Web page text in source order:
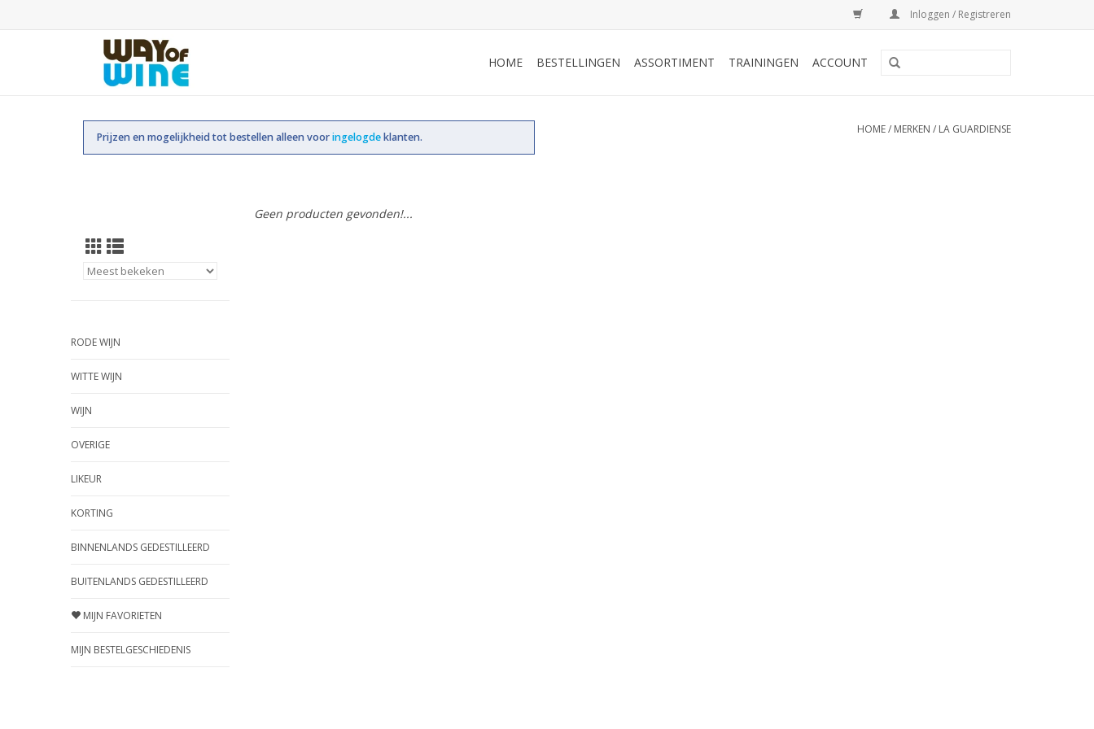
Inloggen / Registreren
HOME BESTELLINGEN ASSORTIMENT TRAININGEN ACCOUNT
Prijzen en mogelijkheid tot bestellen alleen vooringelogdeklanten.
HOME/ MERKEN / LA GUARDIENSE
RODE WIJN
WITTE WIJN
WIJN
OVERIGE
LIKEUR
KORTING
BINNENLANDS GEDESTILLEERD
BUITENLANDS GEDESTILLEERD
MIJN FAVORIETEN
MIJN BESTELGESCHIEDENIS
Geen producten gevonden!...